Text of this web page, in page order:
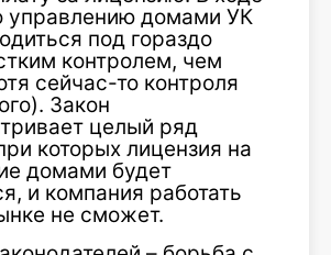
управлению домами УК
под гораздо
контролем, чем
сейчас-то контроля
Закон
целый ряд
которых лицензия на
домами будет
и компания работать
не сможет.